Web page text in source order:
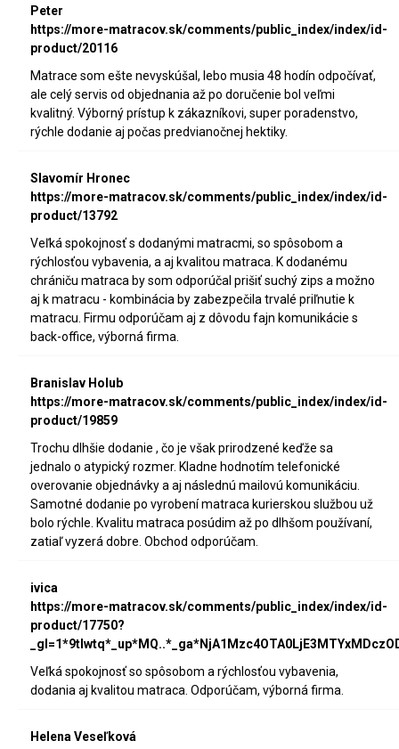
Peter
https://more-matracov.sk/comments/public_index/index/id-
product/20116
Matrace som ešte nevyskúšal, lebo musia 48 hodín odpočívať,
ale celý servis od objednania až po doručenie bol veľmi
kvalitný. Výborný prístup k zákazníkovi, super poradenstvo,
rýchle dodanie aj počas predvianočnej hektiky.
Slavomír Hronec
https://more-matracov.sk/comments/public_index/index/id-
product/13792
Veľká spokojnosť s dodanými matracmi, so spôsobom a
rýchlosťou vybavenia, a aj kvalitou matraca. K dodanému
chrániču matraca by som odporúčal prišiť suchý zips a možno
aj k matracu - kombinácia by zabezpečila trvalé priľnutie k
matracu. Firmu odporúčam aj z dôvodu fajn komunikácie s
back-office, výborná firma.
Branislav Holub
https://more-matracov.sk/comments/public_index/index/id-
product/19859
Trochu dlhšie dodanie , čo je však prirodzené keďže sa
jednalo o atypický rozmer. Kladne hodnotím telefonické
overovanie objednávky a aj následnú mailovú komunikáciu.
Samotné dodanie po vyrobení matraca kurierskou službou už
bolo rýchle. Kvalitu matraca posúdim až po dlhšom používaní,
zatiaľ vyzerá dobre. Obchod odporúčam.
ivica
https://more-matracov.sk/comments/public_index/index/id-
product/17750?
Veľká spokojnosť so spôsobom a rýchlosťou vybavenia,
dodania aj kvalitou matraca. Odporúčam, výborná firma.
Helena Veseľková